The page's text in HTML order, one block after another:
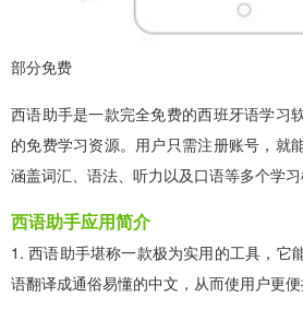
部分免费
西语助手是一款完全免费的西班牙语学习
的免费学习资源。用户只需注册账号，就
涵盖词汇、语法、听力以及口语等多个学习
西语助手应用简介
1. 西语助手堪称一款极为实用的工具，它
语翻译成通俗易懂的中文，从而使用户更便